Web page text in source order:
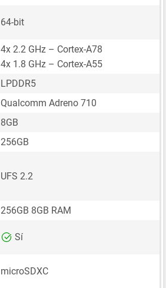
64-bit
4x 2.2 GHz – Cortex-A78
4x 1.8 GHz – Cortex-A55
LPDDR5
Qualcomm Adreno 710
8GB
256GB
UFS 2.2
256GB 8GB RAM
Sí
microSDXC